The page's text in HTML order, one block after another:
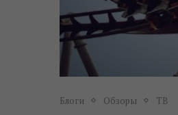
Блоги Обзоры ТВ